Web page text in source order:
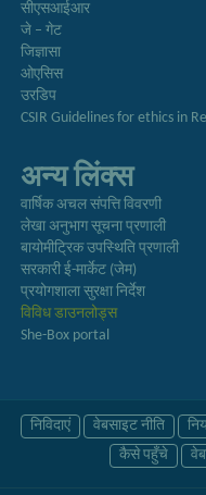
सीएसआईआर
जे – गेट
जिज्ञासा
ओएसिस
उरडिप
CSIR Guidelines for ethics in
अन्य लिंक्स
वार्षिक अचल संपत्ति विवरणी
लेखा अनुभाग सूचना प्रणाली
बायोमीट्रिक उपस्थिति प्रणाली
सरकारी ई-मार्केट (जेम)
प्रयोगशाला सुरक्षा निर्देश
विविध डाउनलोड्स
She-Box portal
निविदाएं वेबसाइट नीति
कैसे पहुँचे